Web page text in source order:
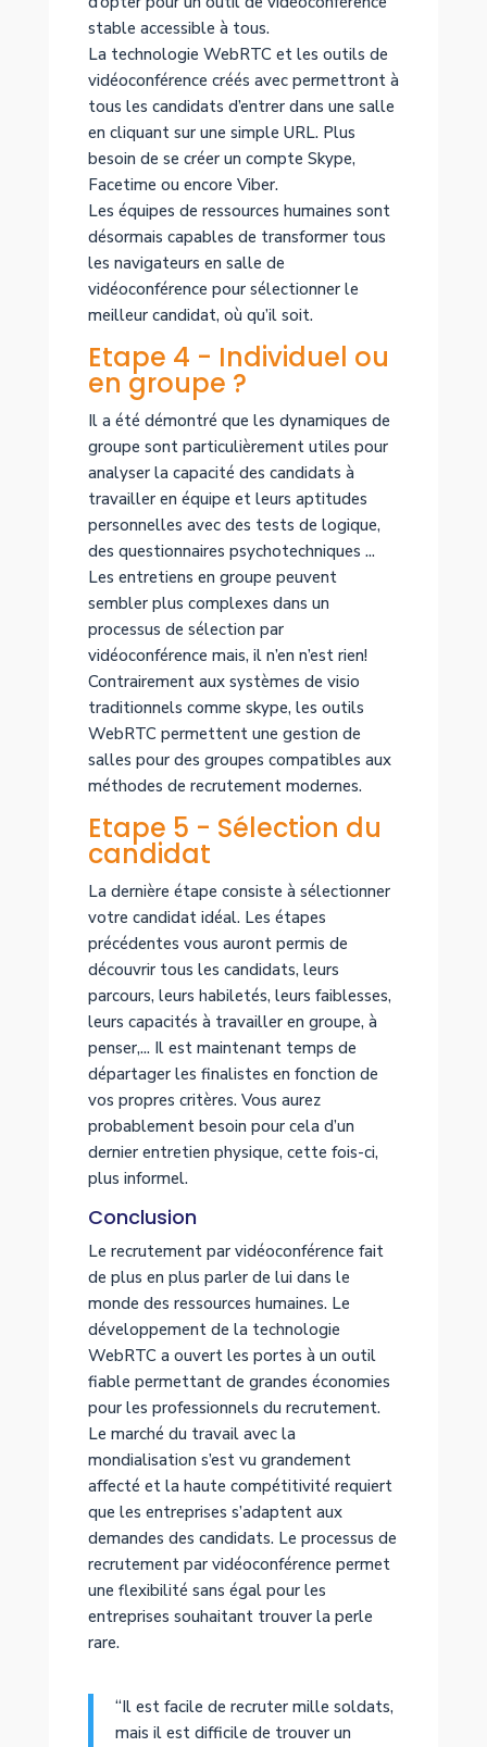
stable accessible à tous.
La technologie WebRTC et les outils de
vidéoconférence créés avec permettront à
tous les candidats d’entrer dans une salle
en cliquant sur une simple URL. Plus
besoin de se créer un compte Skype,
Facetime ou encore Viber.
Les équipes de ressources humaines sont
désormais capables de transformer tous
les navigateurs en salle de
vidéoconférence pour sélectionner le
meilleur candidat, où qu’il soit.
Etape 4 - Individuel ou
en groupe ?
Il a été démontré que les dynamiques de
groupe sont particulièrement utiles pour
analyser la capacité des candidats à
travailler en équipe et leurs aptitudes
personnelles avec des tests de logique,
des questionnaires psychotechniques ...
Les entretiens en groupe peuvent
sembler plus complexes dans un
processus de sélection par
vidéoconférence mais, il n’en n’est rien!
Contrairement aux systèmes de visio
traditionnels comme skype, les outils
WebRTC permettent une gestion de
salles pour des groupes compatibles aux
méthodes de recrutement modernes.
Etape 5 - Sélection du
candidat
La dernière étape consiste à sélectionner
votre candidat idéal. Les étapes
précédentes vous auront permis de
découvrir tous les candidats, leurs
parcours, leurs habiletés, leurs faiblesses,
leurs capacités à travailler en groupe, à
penser,... Il est maintenant temps de
départager les finalistes en fonction de
vos propres critères. Vous aurez
probablement besoin pour cela d’un
dernier entretien physique, cette fois-ci,
plus informel.
Conclusion
Le recrutement par vidéoconférence fait
de plus en plus parler de lui dans le
monde des ressources humaines. Le
développement de la technologie
WebRTC a ouvert les portes à un outil
fiable permettant de grandes économies
pour les professionnels du recrutement.
Le marché du travail avec la
mondialisation s’est vu grandement
affecté et la haute compétitivité requiert
que les entreprises s’adaptent aux
demandes des candidats. Le processus de
recrutement par vidéoconférence permet
une flexibilité sans égal pour les
entreprises souhaitant trouver la perle
rare.
“Il est facile de recruter mille soldats,
mais il est difficile de trouver un